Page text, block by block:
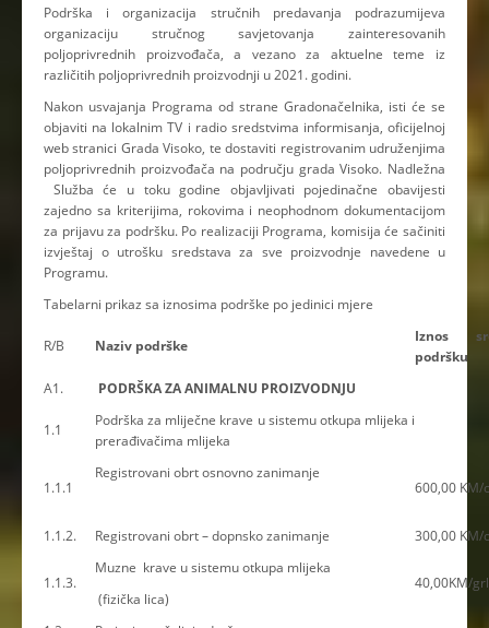
Podrška i organizacija stručnih predavanja podrazumijeva
organizaciju stručnog savjetovanja zainteresovanih
poljoprivrednih proizvođača, a vezano za aktuelne teme iz
različitih poljoprivrednih proizvodnji u 2021. godini.
Nakon usvajanja Programa od strane Gradonačelnika, isti će se
objaviti na lokalnim TV i radio sredstvima informisanja, oficijelnoj
web stranici Grada Visoko, te dostaviti registrovanim udruženjima
poljoprivrednih proizvođača na području grada Visoko. Nadležna
Služba će u toku godine objavljivati pojedinačne obavijesti
zajedno sa kriterijima, rokovima i neophodnom dokumentacijom
za prijavu za podršku. Po realizaciji Programa, komisija će sačiniti
izvještaj o utrošku sredstava za sve proizvodnje navedene u
Programu.
Tabelarni prikaz sa iznosima podrške po jedinici mjere
R/B Naziv podrške
Iznos
podršku
A1.
PODRŠKA ZA ANIMALNU PROIZVODNJU
1.1
Podrška za mliječne krave u sistemu otkupa mlijeka i
prerađivačima mlijeka
1.1.1
Registrovani obrt osnovno zanimanje
600,00 KM/
1.1.2. Registrovani obrt – dopnsko zanimanje 300,00 KM/
1.1.3.
Muzne krave u sistemu otkupa mlijeka
(fizička lica)
40,00KM/